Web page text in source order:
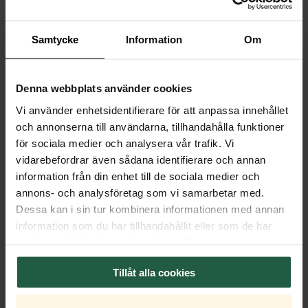
Samtycke Information Om
Denna webbplats använder cookies
Vi använder enhetsidentifierare för att anpassa innehållet
och annonserna till användarna, tillhandahålla funktioner
för sociala medier och analysera vår trafik. Vi
vidarebefordrar även sådana identifierare och annan
information från din enhet till de sociala medier och
annons- och analysföretag som vi samarbetar med.
Dessa kan i sin tur kombinera informationen med annan
information som du har tillhandahållit eller som de har
Tillåt alla cookies
Ljuskälla
Ytterkartong
Montering & dokument
Monteringsanvisning
RELATERADE PRODUKTER